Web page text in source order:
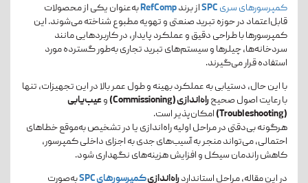
کمپرسورهای سری SPCاز برندRefCompبه‌عنوان یکی از محصولات
قابل‌اعتماد در حوزه تبرید صنعتی و تهویه مطبوع شناخته می‌شوند. این
کمپرسورها با طراحی دقیق و عملکرد پایدار، در کاربردهایی مانند
سردخانه‌ها، چیلرها و سیستم‌های تبرید تجاری به‌طور گسترده مورد
استفاده قرار می‌گیرند.
با این حال، دستیابی به عملکرد بهینه و طول عمر بالا در این تجهیزات، تنها
با رعایت اصول صحیحراه‌اندازی (Commissioning) و عیب‌یابی
(Troubleshooting)
امکان‌پذیر است.
هرگونه بی‌دقتی در مراحل اولیه راه‌اندازی یا در تشخیص به‌موقع خطاهای
احتمالی، می‌تواند منجر به آسیب‌های جدی به اجزای داخلی کمپرسور،
کاهش راندمان سیکل و افزایش هزینه‌های نگهداری شود.
در این مقاله، مراحل استانداردراه‌اندازیکمپرسورهای SPC
به‌صورت